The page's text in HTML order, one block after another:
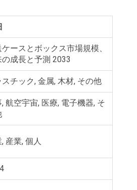
ースとボックス市場規模、
の成長と予測 2033
スチック, 金属, 木材, その他
航空宇宙, 医療, 電子機器, そ
産業, 個人